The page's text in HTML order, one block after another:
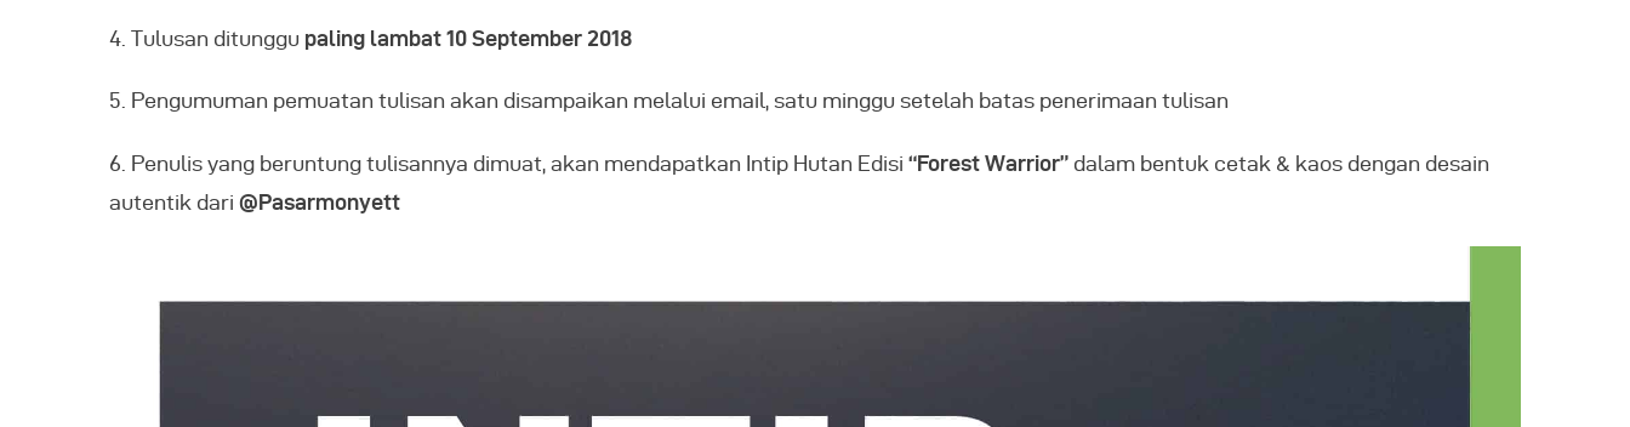
4. Tulusan ditunggu paling lambat 10 September 2018
5. Pengumuman pemuatan tulisan akan disampaikan melalui email, satu minggu setelah batas penerimaan tulisan
6. Penulis yang beruntung tulisannya dimuat, akan mendapatkan Intip Hutan Edisi “Forest Warrior” dalam bentuk cetak & kaos dengan desain
autentik dari @Pasarmonyett